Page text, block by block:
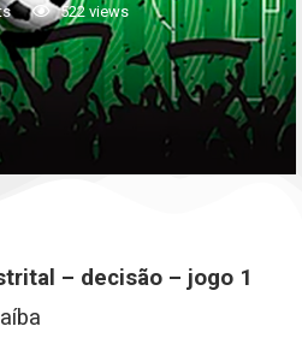
522 views
– decisão – jogo 1